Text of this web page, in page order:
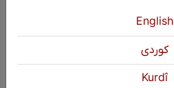
English
كوردی
Kurdî